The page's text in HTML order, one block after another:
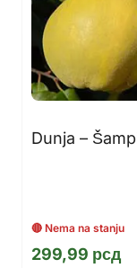
Dunja –
299,99 рсд